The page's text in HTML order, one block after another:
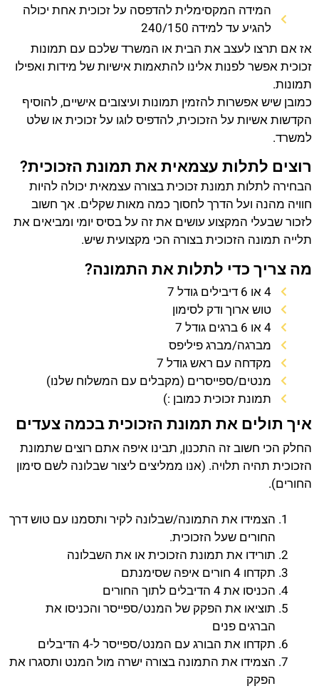
המידה המקסימלית להדפסה על זכוכית אחת יכולה
להגיע עד למידה 240/150
אז אם תרצו לעצב את הבית או המשרד שלכם עם תמונות
זכוכית אפשר לפנות אלינו להתאמות אישיות של מידות ואפילו
תמונות.
כמובן שיש אפשרות להזמין תמונות ועיצובים אישיים, להוסיף
הקדשות אשיות על הזכוכית, להדפיס לוגו על זכוכית או שלט
למשרד.
רוצים לתלות עצמאית את תמונת הזכוכית?
הבחירה לתלות תמונת זכוכית בצורה עצמאית יכולה להיות
חוויה מהנה ועל הדרך לחסוך כמה מאות שקלים. אך חשוב
לזכור שבעלי המקצוע עושים את זה על בסיס יומי ומביאים את
תלייה תמונה הזכוכית בצורה הכי מקצועית שיש.
מה צריך כדי לתלות את התמונה?
4 או 6 דיבילים גודל 7
טוש ארוך ודק לסימון
4 או 6 ברגים גודל 7
מברגה/מברג פיליפס
מקדחה עם ראש גודל 7
מנטים/ספייסרים (מקבלים עם המשלוח שלנו)
תמונת זכוכית כמובן :)
איך תולים את תמונת הזכוכית בכמה צעדים
החלק הכי חשוב זה התכנון, תבינו איפה אתם רוצים שתמונת
הזכוכית תהיה תלויה. (אנו ממליצים ליצור שבלונה לשם סימון
החורים).
הצמידו את התמונה/שבלונה לקיר ותסמנו עם טוש דרך
החורים שעל הזכוכית.
תורידו את תמונת הזכוכית או את השבלונה
תקדחו 4 חורים איפה שסימנתם
הכניסו את 4 הדיבלים לתוך החורים
תוציאו את הפקק של המנט/ספייסר והכניסו את
הברגים פנים
תקדחו את הבורג עם המנט/ספייסר ל-4 הדיבלים
הצמידו את התמונה בצורה ישרה מול המנט ותסגרו את
הפקק